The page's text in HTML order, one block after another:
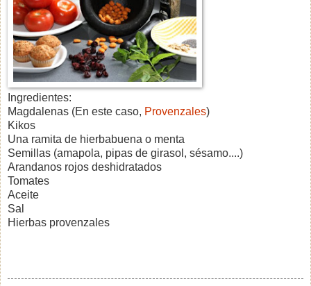
Ingredientes:
Magdalenas (En este caso, Provenzales)
Kikos
Una ramita de hierbabuena o menta
Semillas (amapola, pipas de girasol, sésamo....)
Arandanos rojos deshidratados
Tomates
Aceite
Sal
Hierbas provenzales